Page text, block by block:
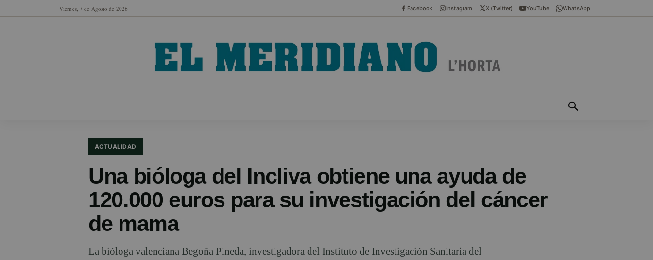
Viernes, 7 de Agosto de 2026 Facebook Instagram X (Twitter) YouTube WhatsApp
ACTUALIDAD
Una bióloga del Incliva obtiene una ayuda de
120.000 euros para su investigación del cáncer
de mama
La bióloga valenciana Begoña Pineda, investigadora del Instituto de Investigación Sanitaria del